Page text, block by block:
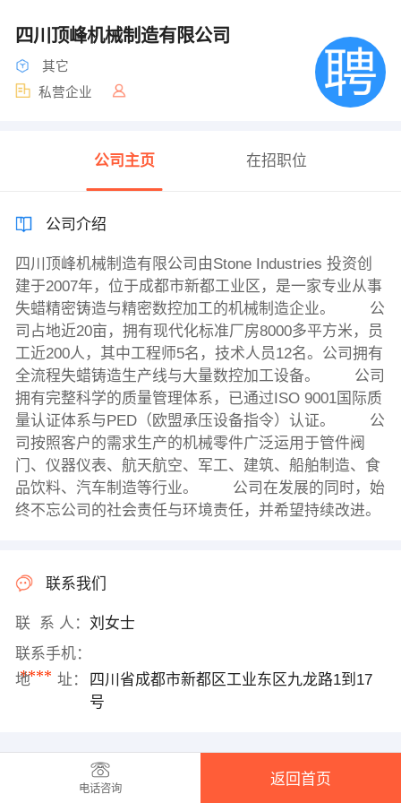
四川顶峰机械制造有限公司
其它
私营企业
公司主页 在招职位
公司介绍
四川顶峰机械制造有限公司由Stone Industries 投资创
建于2007年，位于成都市新都工业区，是一家专业从事
失蜡精密铸造与精密数控加工的机械制造企业。 公
司占地近20亩，拥有现代化标准厂房8000多平方米，员
工近200人，其中工程师5名，技术人员12名。公司拥有
全流程失蜡铸造生产线与大量数控加工设备。 公司
拥有完整科学的质量管理体系，已通过ISO 9001国际质
量认证体系与PED（欧盟承压设备指令）认证。 公
司按照客户的需求生产的机械零件广泛运用于管件阀
门、仪器仪表、航天航空、军工、建筑、船舶制造、食
品饮料、汽车制造等行业。 公司在发展的同时，始
终不忘公司的社会责任与环境责任，并希望持续改进。
联系我们
联 系 人： 刘女士
联系手机：
****
地 址：
四川省成都市新都区工业东区九龙路1到17
号
电话咨询
返回首页